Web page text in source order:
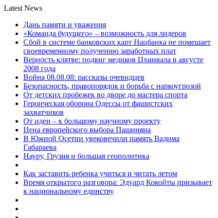
Latest News
Дань памяти и уважения
«Команда будущего» – возможность для лидеров
Сбой в системе банковских карт Нацбанка не помешает
своевременному получению заработных плат
Верность клятве: подвиг медиков Цхинвала в августе
2008 года
Война 08.08.08: рассказы очевидцев
Безопасность, правопорядок и борьба с наркоугрозой
От детских пробежек во дворе до мастера спорта
Героическая оборона Одессы от фашистских
захватчиков
От идеи – к большому научному проекту
Цена европейского выбора Пашиняна
В Южной Осетии увековечили память Вадима
Габараева
Науру, Грузия и большая геополитика
Как заставить ребенка учиться и читать летом
Время открытого разговора: Эдуард Кокойты призывает
к национальному единству